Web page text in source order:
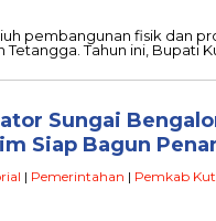
pembangunan fisik dan
Tahun ini, Bupati
Sungai
Siap Bagun
| Pemerintahan | Pemkab